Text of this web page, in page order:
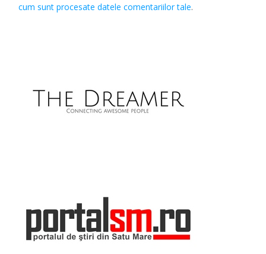
cum sunt procesate datele comentariilor tale.